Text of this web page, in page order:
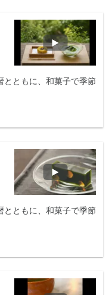
ともに、和菓子で季節
ともに、和菓子で季節